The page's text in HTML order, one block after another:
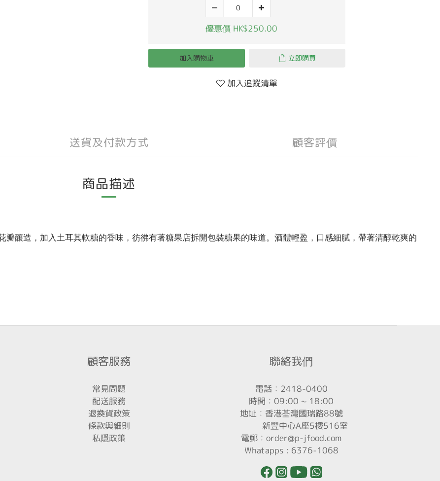
優惠價 HK$250.00
加入購物車 立即購買
加入追蹤清單
送貨及付款方式 顧客評價
商品描述
瓣釀造，加入土耳其軟糖的香味，彷彿有著糖果店拆開包裝糖果的味道。酒體輕盈，口感細膩，帶著清醇乾爽的
顧客服務
常見問題
配送服務
退換貨政策
條款與細則
私隱政策
聯絡我們
電話：2418-0400
時間：09:00 ~ 18:00
地址：香港荃灣國瑞路88號
新豐中心A座5樓516室
電郵：order@p-jfood.com
Whatapps : 6376-1068